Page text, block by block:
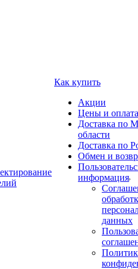
Как купить
Акции
Цены и оплата
Доставка по
области
Доставка по
Обмен и
информация
данных